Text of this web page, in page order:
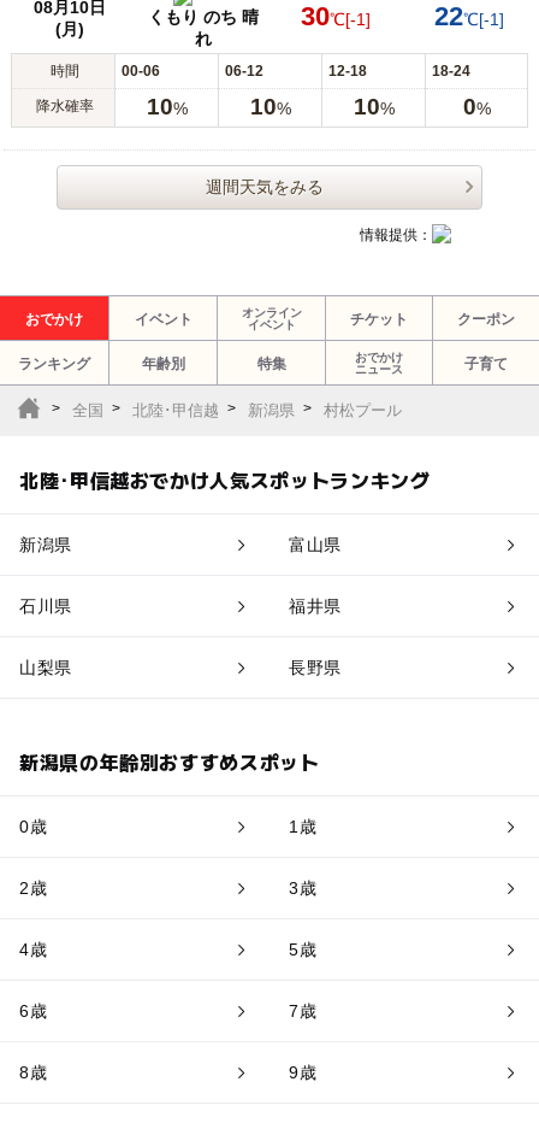
08月10日
(月)
くもり のち 晴
れ
30℃[-1] 22℃[-1]
時間 00-06 06-12 12-18 18-24
降水確率 10% 10% 10% 0%
週間天気をみる
情報提供：
おでかけ イベント
オンライン
イベント
チケット クーポン
ランキング 年齢別 特集
おでかけ
ニュース
子育て
全国 北陸･甲信越 新潟県 村松プール
北陸･甲信越おでかけ人気スポットランキング
新潟県 富山県
石川県 福井県
山梨県 長野県
新潟県の年齢別おすすめスポット
0歳 1歳
2歳 3歳
4歳 5歳
6歳 7歳
8歳 9歳